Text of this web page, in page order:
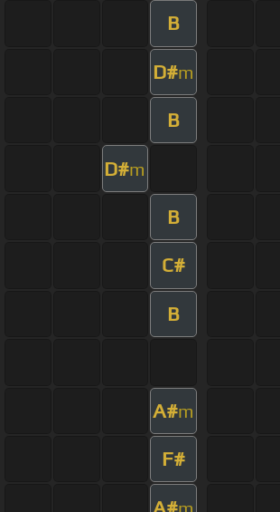
B
D#m
B
D#m
B
C#
B
A#m
F#
A#m